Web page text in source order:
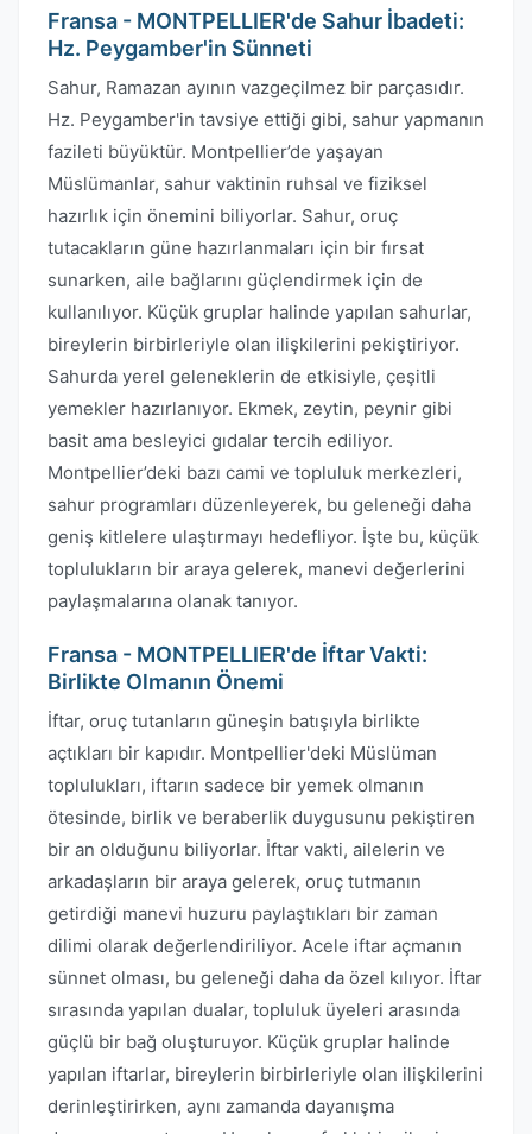
Fransa - MONTPELLIER'de Sahur İbadeti:
Hz. Peygamber'in Sünneti
Sahur, Ramazan ayının vazgeçilmez bir parçasıdır.
Hz. Peygamber'in tavsiye ettiği gibi, sahur yapmanın
fazileti büyüktür. Montpellier’de yaşayan
Müslümanlar, sahur vaktinin ruhsal ve fiziksel
hazırlık için önemini biliyorlar. Sahur, oruç
tutacakların güne hazırlanmaları için bir fırsat
sunarken, aile bağlarını güçlendirmek için de
kullanılıyor. Küçük gruplar halinde yapılan sahurlar,
bireylerin birbirleriyle olan ilişkilerini pekiştiriyor.
Sahurda yerel geleneklerin de etkisiyle, çeşitli
yemekler hazırlanıyor. Ekmek, zeytin, peynir gibi
basit ama besleyici gıdalar tercih ediliyor.
Montpellier’deki bazı cami ve topluluk merkezleri,
sahur programları düzenleyerek, bu geleneği daha
geniş kitlelere ulaştırmayı hedefliyor. İşte bu, küçük
toplulukların bir araya gelerek, manevi değerlerini
paylaşmalarına olanak tanıyor.
Fransa - MONTPELLIER'de İftar Vakti:
Birlikte Olmanın Önemi
İftar, oruç tutanların güneşin batışıyla birlikte
açtıkları bir kapıdır. Montpellier'deki Müslüman
toplulukları, iftarın sadece bir yemek olmanın
ötesinde, birlik ve beraberlik duygusunu pekiştiren
bir an olduğunu biliyorlar. İftar vakti, ailelerin ve
arkadaşların bir araya gelerek, oruç tutmanın
getirdiği manevi huzuru paylaştıkları bir zaman
dilimi olarak değerlendiriliyor. Acele iftar açmanın
sünnet olması, bu geleneği daha da özel kılıyor. İftar
sırasında yapılan dualar, topluluk üyeleri arasında
güçlü bir bağ oluşturuyor. Küçük gruplar halinde
yapılan iftarlar, bireylerin birbirleriyle olan ilişkilerini
derinleştirirken, aynı zamanda dayanışma